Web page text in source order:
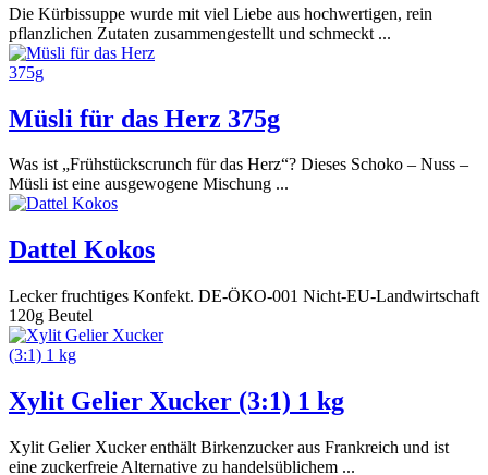
Die Kürbissuppe wurde mit viel Liebe aus hochwertigen, rein
pflanzlichen Zutaten zusammengestellt und schmeckt ...
Müsli für das Herz 375g
Was ist „Frühstückscrunch für das Herz“? Dieses Schoko – Nuss –
Müsli ist eine ausgewogene Mischung ...
Dattel Kokos
Lecker fruchtiges Konfekt. DE-ÖKO-001 Nicht-EU-Landwirtschaft
120g Beutel
Xylit Gelier Xucker (3:1) 1 kg
Xylit Gelier Xucker enthält Birkenzucker aus Frankreich und ist
eine zuckerfreie Alternative zu handelsüblichem ...